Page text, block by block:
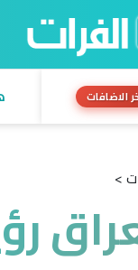
الاضافات
>